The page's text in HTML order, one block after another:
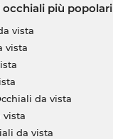
più popolari
vista
vista
da vista
vista
da vista